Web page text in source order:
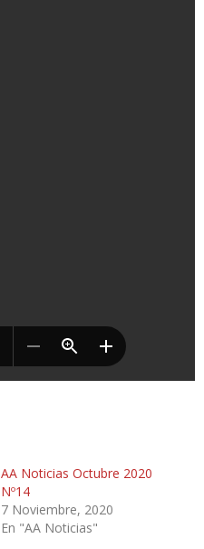
AA Noticias Octubre 2020
Nº14
7 Noviembre, 2020
En "AA Noticias"